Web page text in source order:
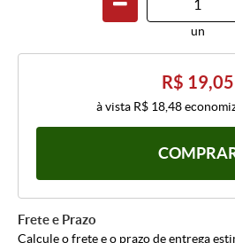
un
R$ 19,05
à vista R$ 18,48
Frete e Prazo
Calcule o frete e o prazo de entrega